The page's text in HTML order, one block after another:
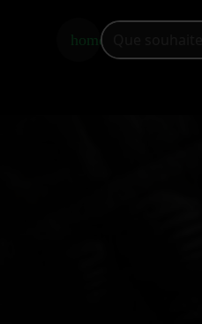
home